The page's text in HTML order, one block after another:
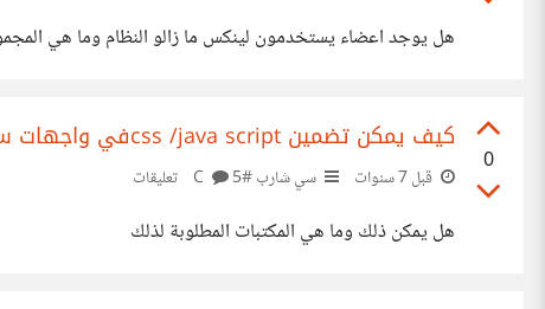
هل يوجد اعضاء يستخدمون لينكس ما زالو النظام وما هي
0
كيف يمكن تضمين css /java scriptفي واجهات سي شارب؟
قبل 7 سنوات سي شارب #C5 تعليقات
هل يمكن ذلك وما هي المكتبات المطلوبة لذلك